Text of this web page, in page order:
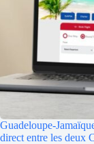
Guadeloupe-
direct entre les deux